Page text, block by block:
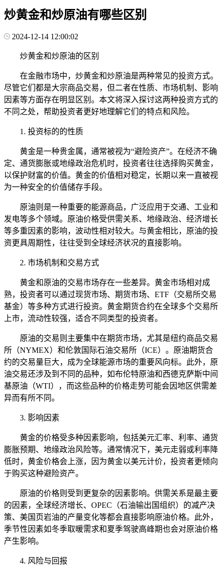
炒黄金和炒原油有哪些区别
2024-12-14 12:00:02
炒黄金和炒原油的区别
在金融市场中，炒黄金和炒原油是两种常见的投资方式。
尽管它们都是大宗商品交易，但二者在性质、市场机制、影响
因素等方面存在明显区别。本文将深入探讨这两种投资方式的
不同之处，帮助投资者更好地理解它们的特点和风险。
1. 投资标的的性质
黄金是一种贵金属，通常被视为“避险资产”。在经济不确
定、通货膨胀或地缘政治危机时，投资者往往选择购买黄金，
以保护财富的价值。黄金的价值相对稳定，长期以来一直被视
为一种安全的价值储存手段。
原油则是一种重要的能源商品，广泛应用于交通、工业和
发电等多个领域。原油价格受供需关系、地缘政治、经济增长
等多重因素的影响，波动性相对较大。与黄金相比，原油的投
资更具周期性，往往受到全球经济状况的直接影响。
2. 市场机制和交易方式
黄金和原油的交易市场存在一些差异。黄金市场相对成
熟，投资者可以通过现货市场、期货市场、ETF（交易所交易
基金）等多种方式进行投资。黄金期货合约在全球多个交易所
上市，流动性较强，适合不同类型的投资者。
原油的交易则主要集中在期货市场，尤其是纽约商品交易
所（NYMEX）和伦敦国际石油交易所（ICE）。原油期货合
约的交易量巨大，成为全球能源市场的重要风向标。此外，原
油交易还涉及到不同的品种，如布伦特原油和西德克萨斯中间
基原油（WTI），而这些品种的价格走势可能会因地区供需差
异而有所不同。
3. 影响因素
黄金的价格受多种因素影响，包括美元汇率、利率、通货
膨胀预期、地缘政治风险等。通常情况下，美元走弱或利率降
低时，黄金价格会上涨，因为黄金以美元计价，投资者更倾向
于购买这种避险资产。
原油的价格则受到更复杂的因素影响。供需关系是最主要
的因素，全球经济增长、OPEC（石油输出国组织）的减产决
策、美国页岩油的产量变化等都会直接影响原油价格。此外，
季节性因素如冬季取暖需求和夏季驾驶高峰期也会对原油价格
产生影响。
4. 风险与回报